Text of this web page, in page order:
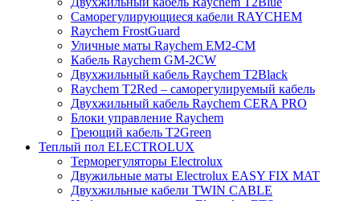
Саморегулирующиеся кабели RAYCHEM
Raychem FrostGuard
Уличные маты Raychem EM2-CM
Кабель Raychem GM-2CW
Двухжильный кабель Raychem T2Black
Raychem T2Red – саморегулируемый кабель
Двухжильный кабель Raychem CERA PRO
Блоки управление Raychem
Греющий кабель T2Green
Теплый пол ELECTROLUX
Терморегуляторы Electrolux
Двужильные маты Electrolux EASY FIX MAT
Двухжильные кабели TWIN CABLE